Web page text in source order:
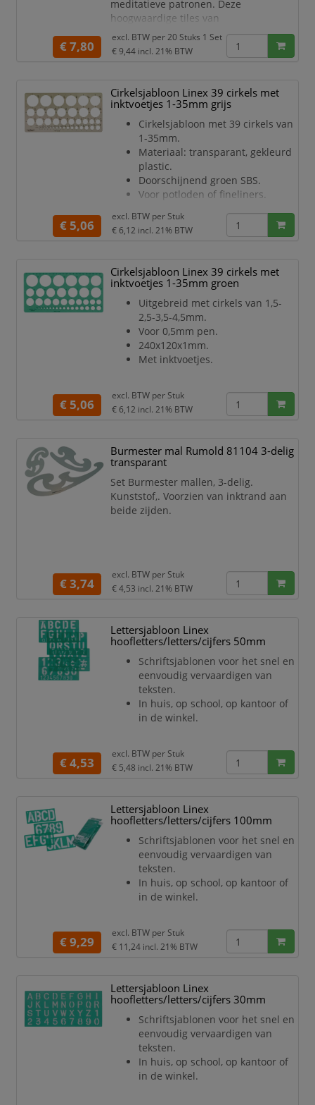
meditatieve patronen. Deze
hoogwaardige tiles van
museumkwaliteit papier zijn ideaal
voor zowel beginners als ervaren
kunstenaars die willen experimenteren
formaat van 89x89mm en textuur
maken ze perfect voor het tekenen van
complexe patronen en repetiti
€ 7,80
excl. BTW per 20 Stuks 1 Set
€ 9,44 incl. 21% BTW
Cirkelsjabloon Linex 39 cirkels met
inktvoetjes 1-35mm grijs
Cirkelsjabloon met 39 cirkels van
1-35mm.
Materiaal: transparant, gekleurd
plastic.
Doorschijnend groen SBS.
Voor potloden of fineliners.
€ 5,06
excl. BTW per Stuk
€ 6,12 incl. 21% BTW
Cirkelsjabloon Linex 39 cirkels met
inktvoetjes 1-35mm groen
Uitgebreid met cirkels van 1,5-
2,5-3,5-4,5mm.
Voor 0,5mm pen.
240x120x1mm.
Met inktvoetjes.
€ 5,06
excl. BTW per Stuk
€ 6,12 incl. 21% BTW
Burmester mal Rumold 81104 3-delig
transparant
Set Burmester mallen, 3-delig.
Kunststof,. Voorzien van inktrand aan
beide zijden.
€ 3,74
excl. BTW per Stuk
€ 4,53 incl. 21% BTW
Lettersjabloon Linex
hoofletters/letters/cijfers 50mm
Schriftsjablonen voor het snel en
eenvoudig vervaardigen van
teksten.
In huis, op school, op kantoor of
in de winkel.
€ 4,53
excl. BTW per Stuk
€ 5,48 incl. 21% BTW
Lettersjabloon Linex
hoofletters/letters/cijfers 100mm
Schriftsjablonen voor het snel en
eenvoudig vervaardigen van
teksten.
In huis, op school, op kantoor of
in de winkel.
€ 9,29
excl. BTW per Stuk
€ 11,24 incl. 21% BTW
Lettersjabloon Linex
hoofletters/letters/cijfers 30mm
Schriftsjablonen voor het snel en
eenvoudig vervaardigen van
teksten.
In huis, op school, op kantoor of
in de winkel.